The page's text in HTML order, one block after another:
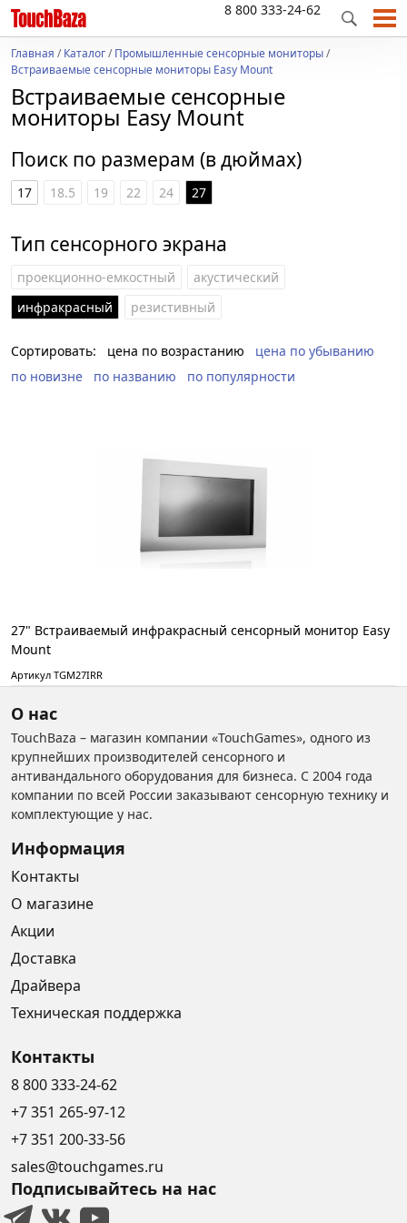
8 800 333-24-62
Главная /Каталог/Промышленные сенсорные мониторы/
Встраиваемые сенсорные мониторы Easy Mount
Встраиваемые сенсорные
мониторы Easy Mount
Поиск по размерам (в дюймах)
17 18.5 19 22 24 27
Тип сенсорного экрана
проекционно-емкостный
акустический
инфракрасный
резистивный
Сортировать: цена по возрастанию
цена по убыванию
по новизне
по названию по популярности
27" Встраиваемый инфракрасный сенсорный монитор Easy
Mount
Артикул TGM27IRR
О нас
TouchBaza – магазин компании «TouchGames», одного из
крупнейших производителей сенсорного и
антивандального оборудования для бизнеса. С 2004 года
компании по всей России заказывают сенсорную технику и
комплектующие у нас.
Информация
Контакты
О магазине
Акции
Доставка
Драйвера
Техническая поддержка
Контакты
8 800 333-24-62
+7 351 265-97-12
+7 351 200-33-56
sales@touchgames.ru
Подписывайтесь на нас